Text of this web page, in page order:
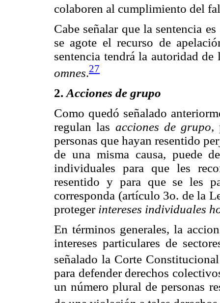
colaboren al cumplimiento del
Cabe señalar que la sentencia
se agote el recurso de
sentencia tendrá la autoridad
omnes.27
2. Acciones de grupo
Como quedó señalado
regulan las acciones de grupo,
personas que hayan resentido
de una misma causa, puede
individuales para que les
resentido y para que se les
corresponda (artículo 3o. de la
proteger intereses individuales
En términos generales, la
intereses particulares de
señalado la Corte
para defender derechos
un número plural de personas